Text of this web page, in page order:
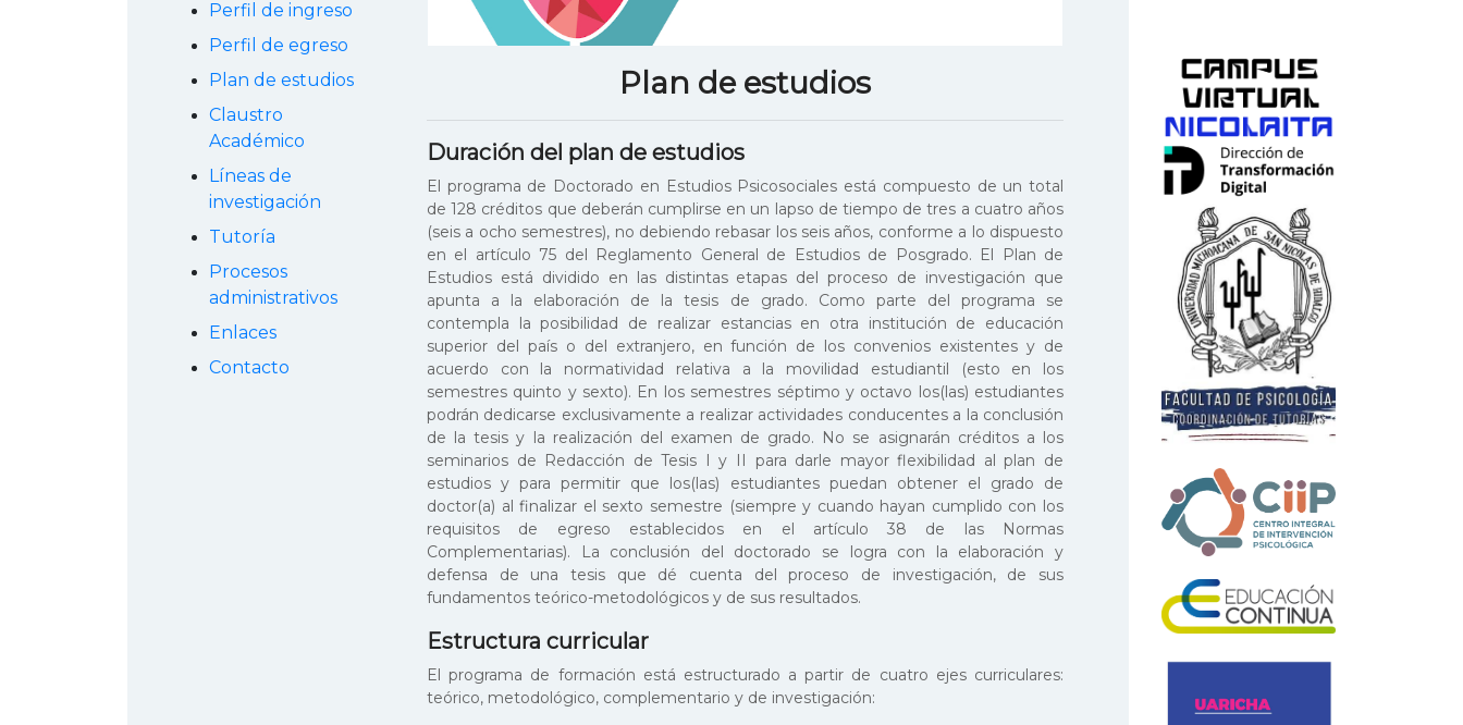
Perfil de ingreso
Perfil de egreso
Plan de estudios
Claustro
Académico
Líneas de
investigación
Tutoría
Procesos
administrativos
Enlaces
Contacto
Plan de estudios
Duración del plan de estudios
El programa de Doctorado en Estudios Psicosociales está compuesto de un total
de 128 créditos que deberán cumplirse en un lapso de tiempo de tres a cuatro años
(seis a ocho semestres), no debiendo rebasar los seis años, conforme a lo dispuesto
en el artículo 75 del Reglamento General de Estudios de Posgrado. El Plan de
Estudios está dividido en las distintas etapas del proceso de investigación que
apunta a la elaboración de la tesis de grado. Como parte del programa se
contempla la posibilidad de realizar estancias en otra institución de educación
superior del país o del extranjero, en función de los convenios existentes y de
acuerdo con la normatividad relativa a la movilidad estudiantil (esto en los
semestres quinto y sexto). En los semestres séptimo y octavo los(las) estudiantes
podrán dedicarse exclusivamente a realizar actividades conducentes a la conclusión
de la tesis y la realización del examen de grado. No se asignarán créditos a los
seminarios de Redacción de Tesis I y II para darle mayor flexibilidad al plan de
estudios y para permitir que los(las) estudiantes puedan obtener el grado de
doctor(a) al finalizar el sexto semestre (siempre y cuando hayan cumplido con los
requisitos de egreso establecidos en el artículo 38 de las Normas
Complementarias). La conclusión del doctorado se logra con la elaboración y
defensa de una tesis que dé cuenta del proceso de investigación, de sus
fundamentos teórico-metodológicos y de sus resultados.
Estructura curricular
El programa de formación está estructurado a partir de cuatro ejes curriculares:
teórico, metodológico, complementario y de investigación: